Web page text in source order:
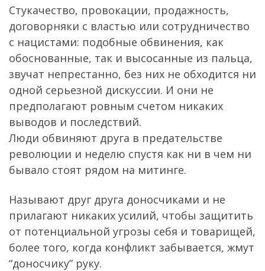
Стукачество, провокации, продажность,
договорняки с властью или сотрудничество
с нацистами: подобные обвинения, как
обоснованные, так и высосанные из пальца,
звучат непрестанно, без них не обходится ни
одной серьезной дискуссии. И они не
предполагают ровным счетом никаких
выводов и последствий.
Люди обвиняют друга в предательстве
революции и неделю спустя как ни в чем ни
бывало стоят рядом на митинге.
Называют друг друга доносчиками и не
прилагают никаких усилий, чтобы защитить
от потенциальной угрозы себя и товарищей,
более того, когда конфликт забывается, жмут
“доносчику” руку.